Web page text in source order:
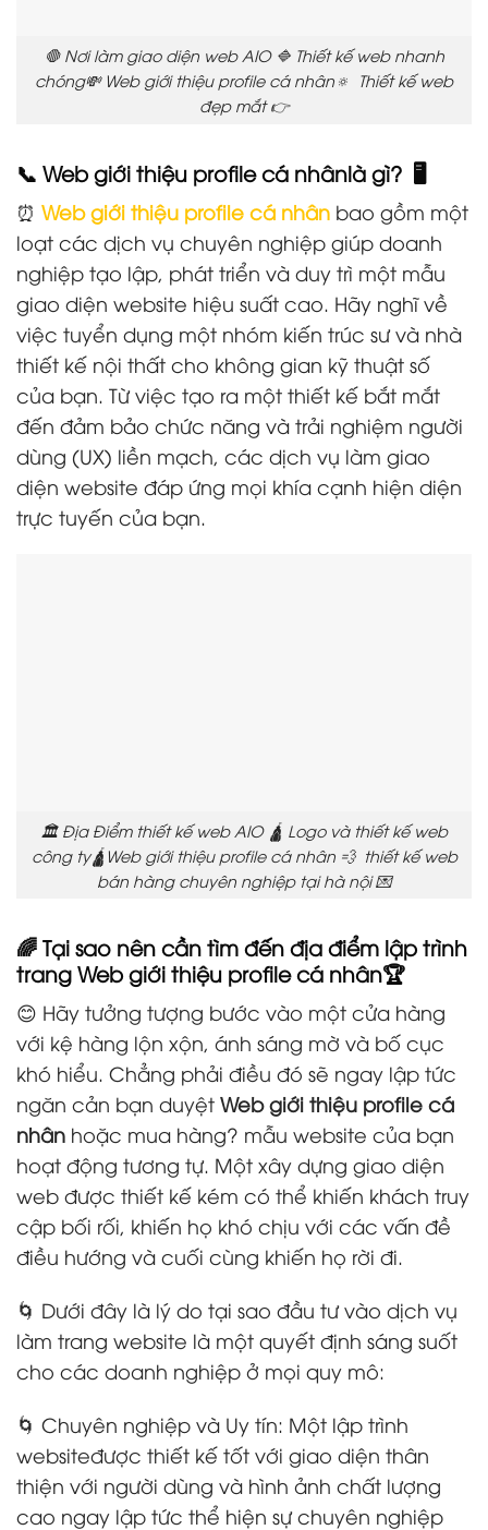
🛑 Nơi làm giao diện web AIO 🔷 Thiết kế web nhanh
chóng💸 Web giới thiệu profile cá nhân🔅 Thiết kế web
đẹp mắt 👉
📞 Web giới thiệu profile cá nhânlà gì? 🖥️
⏰ Web giới thiệu profile cá nhân bao gồm một
loạt các dịch vụ chuyên nghiệp giúp doanh
nghiệp tạo lập, phát triển và duy trì một mẫu
giao diện website hiệu suất cao. Hãy nghĩ về
việc tuyển dụng một nhóm kiến trúc sư và nhà
thiết kế nội thất cho không gian kỹ thuật số
của bạn. Từ việc tạo ra một thiết kế bắt mắt
đến đảm bảo chức năng và trải nghiệm người
dùng (UX) liền mạch, các dịch vụ làm giao
diện website đáp ứng mọi khía cạnh hiện diện
trực tuyến của bạn.
🏛️ Địa Điểm thiết kế web AIO 🛕 Logo và thiết kế web
công ty🛕Web giới thiệu profile cá nhân 💨 thiết kế web
bán hàng chuyên nghiệp tại hà nội 💌
🌈 Tại sao nên cần tìm đến địa điểm lập trình
trang Web giới thiệu profile cá nhân🏆
😊 Hãy tưởng tượng bước vào một cửa hàng
với kệ hàng lộn xộn, ánh sáng mờ và bố cục
khó hiểu. Chẳng phải điều đó sẽ ngay lập tức
ngăn cản bạn duyệt Web giới thiệu profile cá
nhân hoặc mua hàng? mẫu website của bạn
hoạt động tương tự. Một xây dựng giao diện
web được thiết kế kém có thể khiến khách truy
cập bối rối, khiến họ khó chịu với các vấn đề
điều hướng và cuối cùng khiến họ rời đi.
🌀 Dưới đây là lý do tại sao đầu tư vào dịch vụ
làm trang website là một quyết định sáng suốt
cho các doanh nghiệp ở mọi quy mô:
🌀 Chuyên nghiệp và Uy tín: Một lập trình
websiteđược thiết kế tốt với giao diện thân
thiện với người dùng và hình ảnh chất lượng
cao ngay lập tức thể hiện sự chuyên nghiệp